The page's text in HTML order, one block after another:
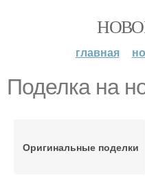
главная
Поделка на
Оригинальные поделки